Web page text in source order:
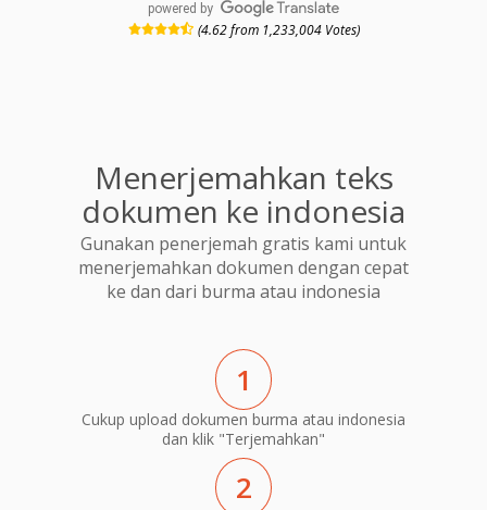
powered by
(4.62 from 1,233,004 Votes)
Menerjemahkan teks
dokumen ke indonesia
Gunakan penerjemah gratis kami untuk
menerjemahkan dokumen dengan cepat
ke dan dari burma atau indonesia
1
Cukup upload dokumen burma atau indonesia
dan klik "Terjemahkan"
2